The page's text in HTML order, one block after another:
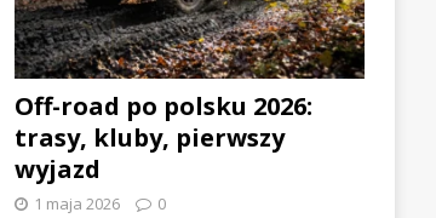
Off-road po polsku 2026:
trasy, kluby, pierwszy
wyjazd
1 maja 2026 0